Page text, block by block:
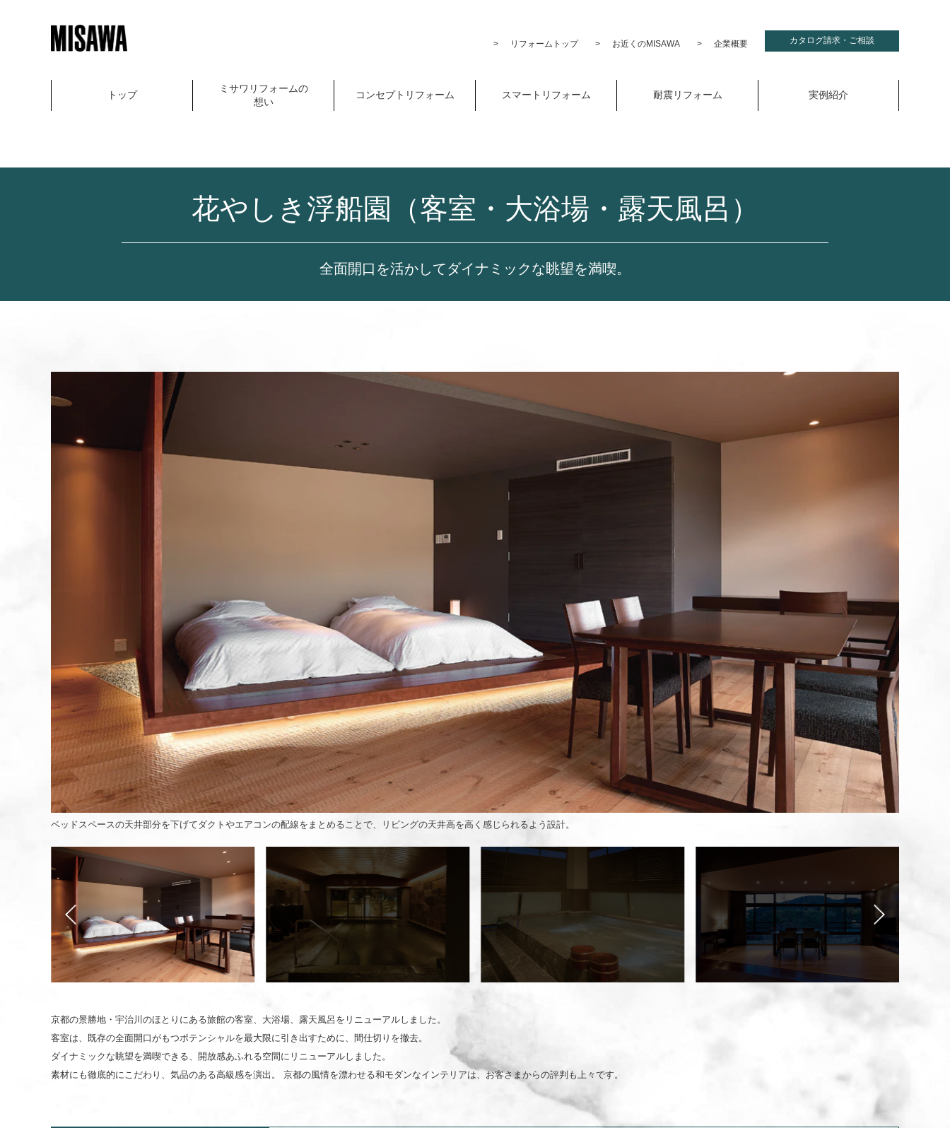
リフォームトップ お近くのMISAWA 企業概要 カタログ請求・ご相談
トップ
ミサワリフォームの
想い
コンセプトリフォーム スマートリフォーム 耐震リフォーム 実例紹介
花やしき浮船園（客室・大浴場・露天風呂）
全面開口を活かしてダイナミックな眺望を満喫。
ベッドスペースの天井部分を下げてダクトやエアコンの配線をまとめることで、リビングの天井高を高く感じられるよう設計。
京都の景勝地・宇治川のほとりにある旅館の客室、大浴場、露天風呂をリニューアルしました。
客室は、既存の全面開口がもつポテンシャルを最大限に引き出すために、間仕切りを撤去。
ダイナミックな眺望を満喫できる、開放感あふれる空間にリニューアルしました。
素材にも徹底的にこだわり、気品のある高級感を演出。 京都の風情を漂わせる和モダンなインテリアは、お客さまからの評判も上々です。